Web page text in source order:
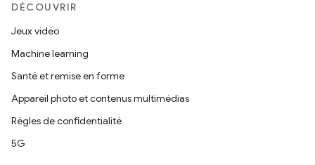
DÉCOUVRIR
Jeux vidéo
Machine learning
Santé et remise en forme
Appareil photo et contenus multimédias
Règles de confidentialité
5G